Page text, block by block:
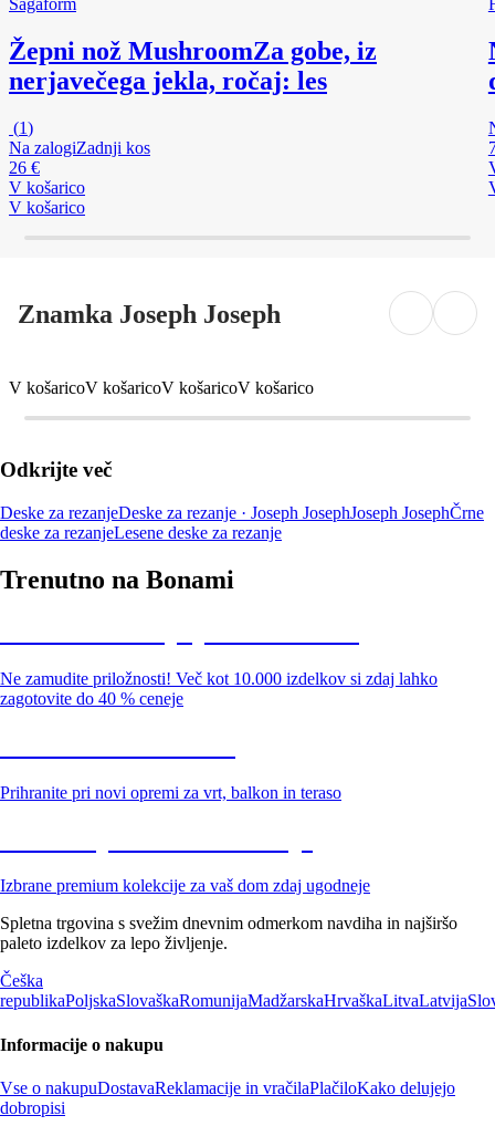
Sagaform
Žepni nož MushroomZa gobe, iz
nerjavečega jekla, ročaj: les
(1)
Na zalogiZadnji kos
26 €
V košarico
V košarico
Znamka Joseph Joseph
V košaricoV košaricoV košaricoV košarico
Odkrijte več
Deske za rezanjeDeske za rezanje · Joseph JosephJoseph JosephČrne
deske za rezanjeLesene deske za rezanje
Trenutno na Bonami
Ne zamudite priložnosti! Več kot 10.000 izdelkov si zdaj lahko
zagotovite do 40 % ceneje
Prihranite pri novi opremi za vrt, balkon in teraso
Izbrane premium kolekcije za vaš dom zdaj ugodneje
Spletna trgovina s svežim dnevnim odmerkom navdiha in najširšo
paleto izdelkov za lepo življenje.
Češka
republikaPoljskaSlovaškaRomunijaMadžarskaHrvaškaLitvaLatvija
Informacije o nakupu
Vse o nakupuDostavaReklamacije in vračilaPlačiloKako delujejo
dobropisi